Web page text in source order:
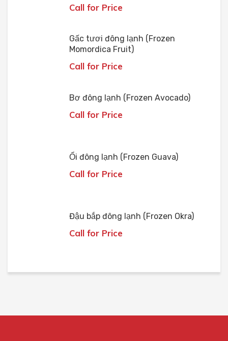
Call for Price
Gấc tươi đông lạnh (Frozen
Momordica Fruit)
Call for Price
Bơ đông lạnh (Frozen Avocado)
Call for Price
Ổi đông lạnh (Frozen Guava)
Call for Price
Đậu bắp đông lạnh (Frozen Okra)
Call for Price